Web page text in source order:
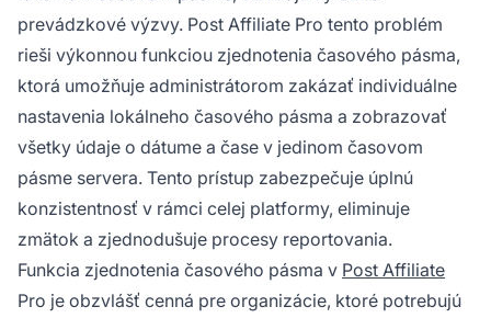
prevádzkové výzvy. Post Affiliate Pro tento problém
rieši výkonnou funkciou zjednotenia časového pásma,
ktorá umožňuje administrátorom zakázať individuálne
nastavenia lokálneho časového pásma a zobrazovať
všetky údaje o dátume a čase v jedinom časovom
pásme servera. Tento prístup zabezpečuje úplnú
konzistentnosť v rámci celej platformy, eliminuje
zmätok a zjednodušuje procesy reportovania.
Funkcia zjednotenia časového pásma v Post Affiliate
Pro je obzvlášť cenná pre organizácie, ktoré potrebujú